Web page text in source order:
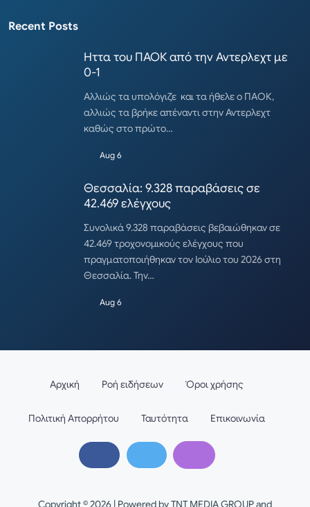
Recent Posts
Ηττα του ΠΑΟΚ από την Αντερλεχτ με
0-1
Αλλιώς τα υπολόγιζε και τα ήθελε ο ΠΑΟΚ,
αλλιώς τα βρήκε απέναντι στην Αντερλεχτ
καθώς στο πρώτο…
Aug 6
Θεσσαλία: 9.328 παραβάσεις σε
42.469 ελέγχους
Συνολικά 9.328 παραβάσεις βεβαιώθηκαν σε
42.469 τροχονομικούς ελέγχους που
πραγματοποιήθηκαν τον Ιούλιο του 2026 στη
Θεσσαλία. Την…
Aug 6
Copyright © 2026 | Powered by TNT MEDIA GROUP and
Αρχική Ροή ειδήσεων Όροι χρήσης
Πολιτική Απορρήτου Ταυτότητα Επικοινωνία